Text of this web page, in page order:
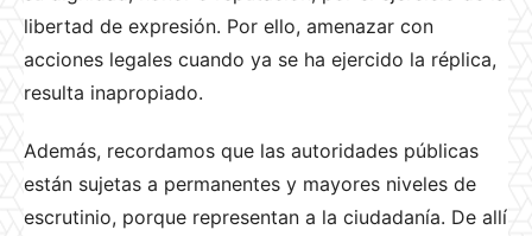
libertad de expresión. Por ello, amenazar con
acciones legales cuando ya se ha ejercido la réplica,
resulta inapropiado.
Además, recordamos que las autoridades públicas
están sujetas a permanentes y mayores niveles de
escrutinio, porque representan a la ciudadanía. De allí